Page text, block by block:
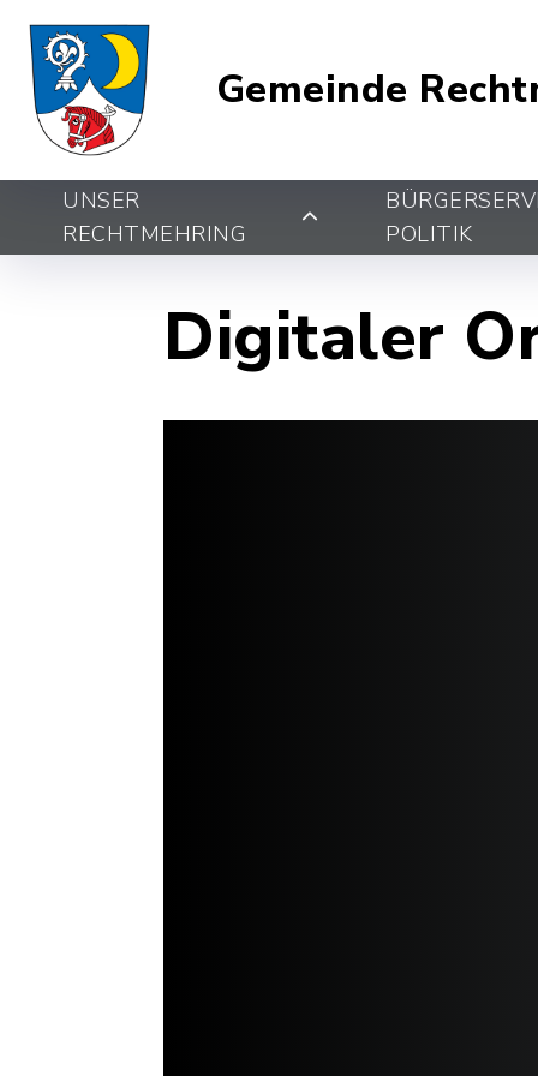
Gemeinde
UNSER
RECHTMEHRING
POLITIK
Digitaler